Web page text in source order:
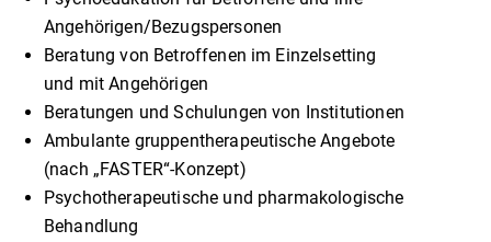
Angehörigen/Bezugspersonen
Beratung von Betroffenen im Einzelsetting
und mit Angehörigen
Beratungen und Schulungen von Institutionen
Ambulante gruppentherapeutische Angebote
(nach „FASTER“-Konzept)
Psychotherapeutische und pharmakologische
Behandlung